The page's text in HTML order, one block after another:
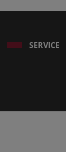
SERVICE